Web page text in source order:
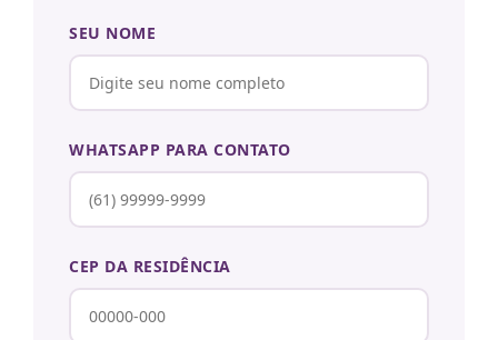
SEU NOME
WHATSAPP PARA CONTATO
CEP DA RESIDÊNCIA